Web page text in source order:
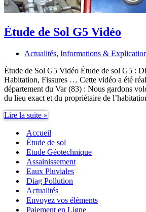
Étude de Sol G5 Vidéo
Actualités, Informations &
Étude de Sol G5 Vidéo Étude de sol G5 :
Habitation, Fissures … Cette vidéo a été
département du Var (83) : Nous gardons
du lieu exact et du propriétaire de
Lire la suite »
Sol
G5
Vidéo
Accueil
Étude de sol
Etude Géotechnique
Assainissement
Eaux Pluviales
Diag Pollution
Actualités
Envoyez vos éléments
Paiement en Ligne